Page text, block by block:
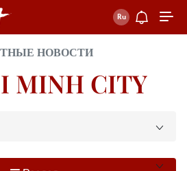
НОВОСТИ
MINH CITY